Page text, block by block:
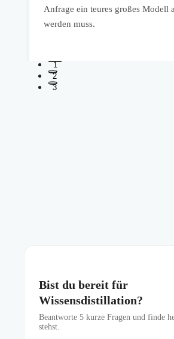
Anfrage ein teures großes Modell
werden muss.
1
2
3
Bist du bereit für
Wissensdistillation?
Beantworte 5 kurze Fragen und finde
stehst.